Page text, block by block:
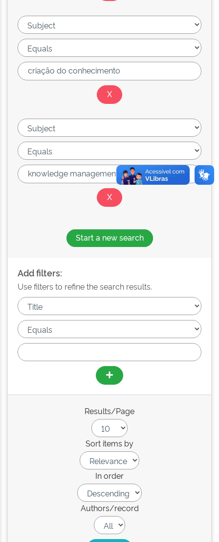
Start a new search
Add filters:
Use filters to refine the search results.
Results/Page
Sort items by
In order
Authors/record